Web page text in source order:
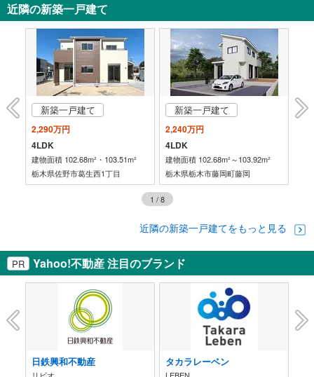
近隣の新築一戸建て
新築一戸建て
2,290万円
4LDK
建物面積 102.68m²・103.51m²
栃木県佐野市葛生西1丁目
新築一戸建て
2,240万円
4LDK
建物面積 102.68m²～103.92m²
栃木県栃木市藤岡町藤岡
1 /8
近隣の新築一戸建てをもっと見る
PR Yahoo!不動産 注目のブランド
日鉄興和不動産
リビオ
タカラレーベン
LEBEN